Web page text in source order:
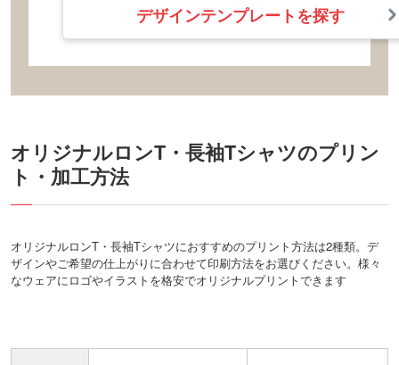
デザインテンプレートを探す
オリジナルロンT・長袖Tシャツのプリン
ト・加工方法
オリジナルロンT・長袖Tシャツにおすすめのプリント方法は2種類。デ
ザインやご希望の仕上がりに合わせて印刷方法をお選びください。様々
なウェアにロゴやイラストを格安でオリジナルプリントできます